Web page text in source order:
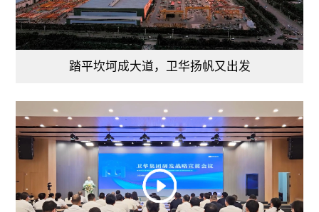
踏平坎坷成大道，卫华扬帆又出发